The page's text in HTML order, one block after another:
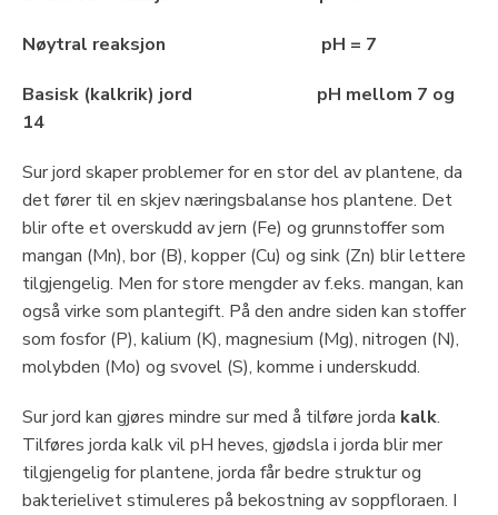
Nøytral reaksjon pH = 7
Basisk (kalkrik) jord pH mellom 7 og
14
Sur jord skaper problemer for en stor del av plantene, da
det fører til en skjev næringsbalanse hos plantene. Det
blir ofte et overskudd av jern (Fe) og grunnstoffer som
mangan (Mn), bor (B), kopper (Cu) og sink (Zn) blir lettere
tilgjengelig. Men for store mengder av f.eks. mangan, kan
også virke som plantegift. På den andre siden kan stoffer
som fosfor (P), kalium (K), magnesium (Mg), nitrogen (N),
molybden (Mo) og svovel (S), komme i underskudd.
Sur jord kan gjøres mindre sur med å tilføre jorda kalk.
Tilføres jorda kalk vil pH heves, gjødsla i jorda blir mer
tilgjengelig for plantene, jorda får bedre struktur og
bakterielivet stimuleres på bekostning av soppfloraen. I